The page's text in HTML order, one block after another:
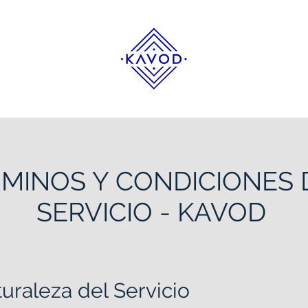
Y CONDICIONES
SERVICIO - KAVOD
del Servicio